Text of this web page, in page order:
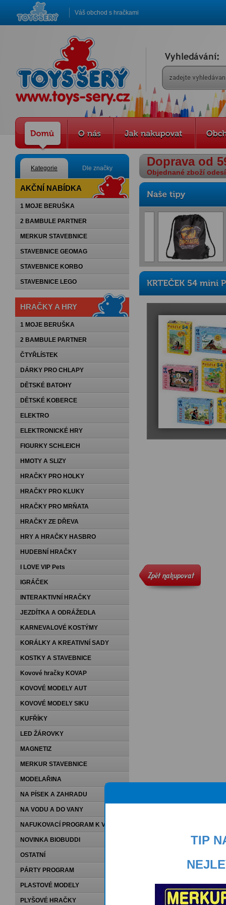
Váš obchod s hračkami
Kategorie Dle značky
AKČNÍ NABÍDKA
1 MOJE BERUŠKA
2 BAMBULE PARTNER
MERKUR STAVEBNICE
STAVEBNICE GEOMAG
STAVEBNICE KORBO
STAVEBNICE LEGO
HRAČKY A HRY
1 MOJE BERUŠKA
2 BAMBULE PARTNER
ČTYŘLÍSTEK
DÁRKY PRO CHLAPY
DĚTSKÉ BATOHY
DĚTSKÉ KOBERCE
ELEKTRO
ELEKTRONICKÉ HRY
FIGURKY SCHLEICH
HMOTY A SLIZY
HRAČKY PRO HOLKY
HRAČKY PRO KLUKY
HRAČKY PRO MRŇATA
HRAČKY ZE DŘEVA
HRY A HRAČKY HASBRO
HUDEBNÍ HRAČKY
I LOVE VIP Pets
IGRÁČEK
INTERAKTIVNÍ HRAČKY
JEZDÍTKA A ODRÁŽEDLA
KARNEVALOVÉ KOSTÝMY
KORÁLKY A KREATIVNÍ SADY
KOSTKY A STAVEBNICE
Kovové hračky KOVAP
KOVOVÉ MODELY AUT
KOVOVÉ MODELY SIKU
KUFŘÍKY
LED ŽÁROVKY
MAGNETIZ
MERKUR STAVEBNICE
MODELAŘINA
NA PÍSEK A ZAHRADU
NA VODU A DO VANY
NAFUKOVACÍ PROGRAM K VODĚ
NOVINKA BIOBUDDI
OSTATNÍ
PÁRTY PROGRAM
PLASTOVÉ MODELY
PLYŠOVÉ HRAČKY
Doprava od
Objednané zboží
TIP